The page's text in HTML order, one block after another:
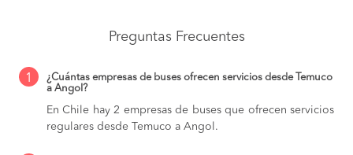
Preguntas Frecuentes
1
¿Cuántas empresas de buses ofrecen servicios desde Temuco
a Angol?
En Chile hay 2 empresas de buses que ofrecen servicios
regulares desde Temuco a Angol.